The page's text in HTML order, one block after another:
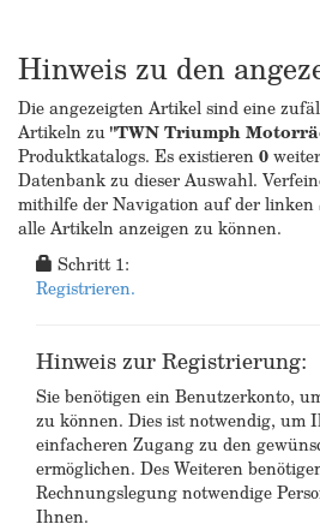
Hinweis zu den
Die angezeigten Artikel sind eine
Artikeln zu"TWN Triumph
Produktkatalogs. Es existieren0
Datenbank zu dieser Auswahl.
mithilfe der Navigation auf der linken
alle Artikeln anzeigen zu können.
Schritt 1:
Registrieren.
Hinweis zur Registrierung:
Sie benötigen ein Benutzerkonto,
zu können. Dies ist notwendig, um
einfacheren Zugang zu den
ermöglichen. Des Weiteren
Rechnungslegung notwendige
Ihnen.